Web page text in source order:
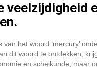
het woord ‘mercury’
dit woord te ontdekken,
en scheikunde, maar